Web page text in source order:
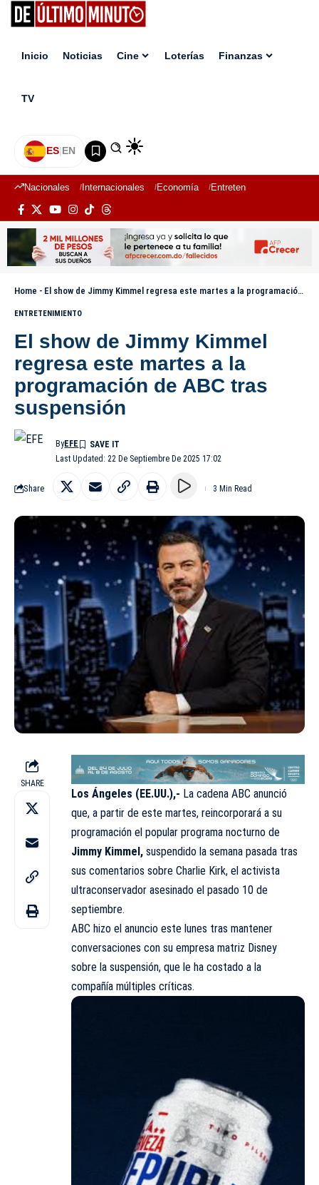
Inicio Noticias Cine Loterías Finanzas
TV
ES|EN
Nacionales Internacionales Economía Entretenimiento
Home - El show de Jimmy Kimmel regresa este martes a la programación de ABC tras suspensión
ENTRETENIMIENTO
El show de Jimmy Kimmel
regresa este martes a la
programación de ABC tras
suspensión
Last Updated: 22 De Septiembre De 2025 17:02
ByEFE
Share 3 Min Read
SHARE
Los Ángeles (EE.UU.),- La cadena ABC anunció
que, a partir de este martes, reincorporará a su
programación el popular programa nocturno de
Jimmy Kimmel, suspendido la semana pasada tras
sus comentarios sobre Charlie Kirk, el activista
ultraconservador asesinado el pasado 10 de
septiembre.
ABC hizo el anuncio este lunes tras mantener
conversaciones con su empresa matriz Disney
sobre la suspensión, que le ha costado a la
compañía múltiples críticas.